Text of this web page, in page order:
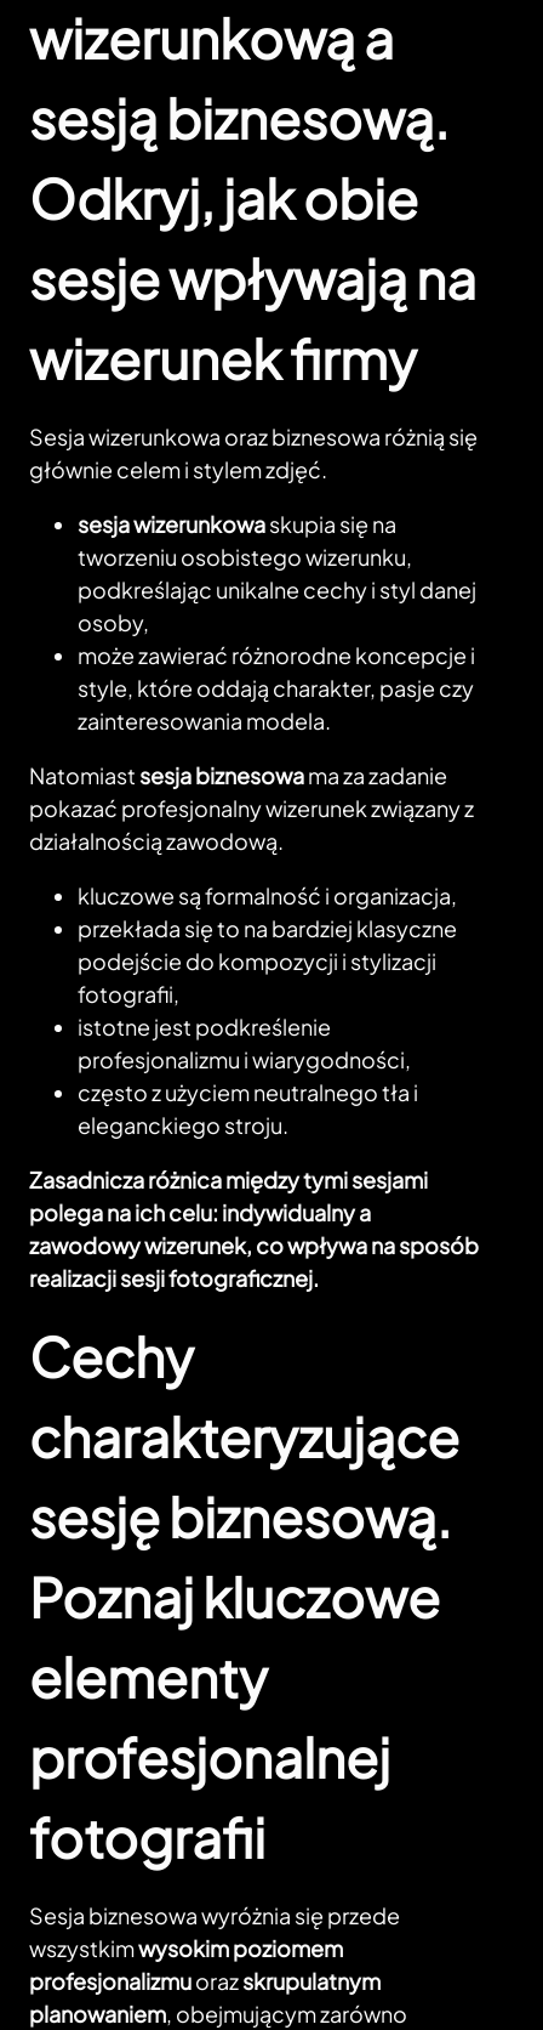
wizerunkową a
sesją biznesową.
Odkryj, jak obie
sesje wpływają na
wizerunek firmy
Sesja wizerunkowa oraz biznesowa różnią się
głównie celem i stylem zdjęć.
sesja wizerunkowaskupia się na
tworzeniu osobistego wizerunku,
podkreślając unikalne cechy i styl danej
osoby,
może zawierać różnorodne koncepcje i
style, które oddają charakter, pasje czy
zainteresowania modela.
Natomiastsesja biznesowama za zadanie
pokazać profesjonalny wizerunek związany z
działalnością zawodową.
kluczowe są formalność i organizacja,
przekłada się to na bardziej klasyczne
podejście do kompozycji i stylizacji
fotografii,
istotne jest podkreślenie
profesjonalizmu i wiarygodności,
często z użyciem neutralnego tła i
eleganckiego stroju.
Zasadnicza różnica między tymi sesjami
polega na ich celu: indywidualny a
zawodowy wizerunek, co wpływa na sposób
realizacji sesji fotograficznej.
Cechy
charakteryzujące
sesję biznesową.
Poznaj kluczowe
elementy
profesjonalnej
fotografii
Sesja biznesowa wyróżnia się przede
wszystkimwysokim poziomem
profesjonalizmuorazskrupulatnym
planowaniem, obejmującym zarówno